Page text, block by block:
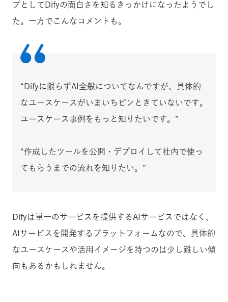
プとしてDifyの面白さを知るきっかけになったようでし
た。一方でこんなコメントも。
“Difyに限らずAI全般についてなんですが、具体的
なユースケースがいまいちピンときていないです。
ユースケース事例をもっと知りたいです。”
“作成したツールを公開・デプロイして社内で使っ
てもらうまでの流れを知りたい。”
Difyは単一のサービスを提供するAIサービスではなく、
AIサービスを開発するプラットフォームなので、具体的
なユースケースや活用イメージを持つのは少し難しい傾
向もあるかもしれません。